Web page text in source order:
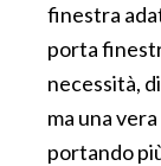
finestra
porta
necessità,
ma una
portando